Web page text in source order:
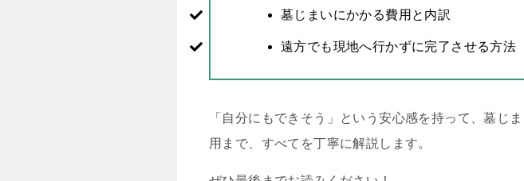
墓じまいにかかる費用と内訳
遠方でも現地へ行かずに完了させる方法
「自分にもできそう」という安心感を持って、墓じ
用まで、すべてを丁寧に解説します。